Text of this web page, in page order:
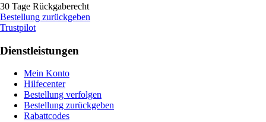
30 Tage Rückgaberecht
Bestellung zurückgeben
Trustpilot
Dienstleistungen
Mein Konto
Hilfecenter
Bestellung verfolgen
Bestellung zurückgeben
Rabattcodes